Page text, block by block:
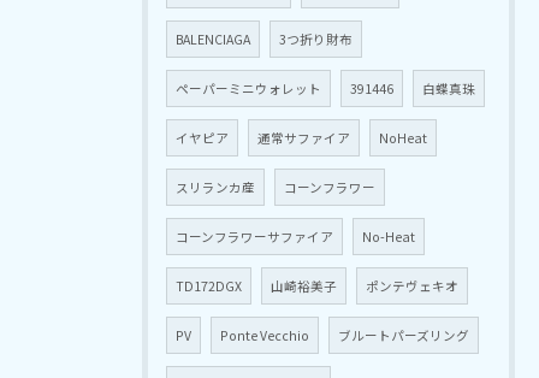
BALENCIAGA 3つ折り財布
ペーパーミニウォレット 391446 白蝶真珠
イヤピア 通常サファイア NoHeat
スリランカ産 コーンフラワー
コーンフラワーサファイア No-Heat
TD172DGX 山崎裕美子 ポンテヴェキオ
PV Ponte Vecchio ブルートパーズリング